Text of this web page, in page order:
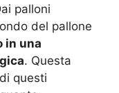
palloni
del pallone
in una
. Questa
questi